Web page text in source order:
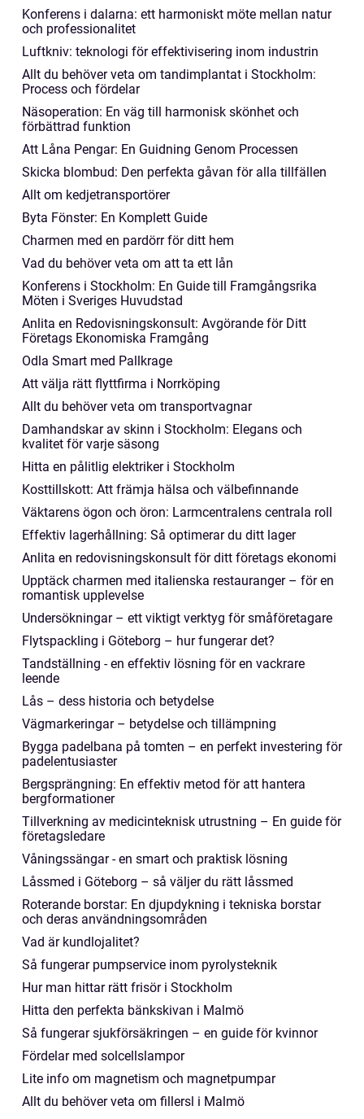
Konferens i dalarna: ett harmoniskt möte mellan natur
och professionalitet
Luftkniv: teknologi för effektivisering inom industrin
Allt du behöver veta om tandimplantat i Stockholm:
Process och fördelar
Näsoperation: En väg till harmonisk skönhet och
förbättrad funktion
Att Låna Pengar: En Guidning Genom Processen
Skicka blombud: Den perfekta gåvan för alla tillfällen
Allt om kedjetransportörer
Byta Fönster: En Komplett Guide
Charmen med en pardörr för ditt hem
Vad du behöver veta om att ta ett lån
Konferens i Stockholm: En Guide till Framgångsrika
Möten i Sveriges Huvudstad
Anlita en Redovisningskonsult: Avgörande för Ditt
Företags Ekonomiska Framgång
Odla Smart med Pallkrage
Att välja rätt flyttfirma i Norrköping
Allt du behöver veta om transportvagnar
Damhandskar av skinn i Stockholm: Elegans och
kvalitet för varje säsong
Hitta en pålitlig elektriker i Stockholm
Kosttillskott: Att främja hälsa och välbefinnande
Väktarens ögon och öron: Larmcentralens centrala roll
Effektiv lagerhållning: Så optimerar du ditt lager
Anlita en redovisningskonsult för ditt företags ekonomi
Upptäck charmen med italienska restauranger – för en
romantisk upplevelse
Undersökningar – ett viktigt verktyg för småföretagare
Flytspackling i Göteborg – hur fungerar det?
Tandställning - en effektiv lösning för en vackrare
leende
Lås – dess historia och betydelse
Vägmarkeringar – betydelse och tillämpning
Bygga padelbana på tomten – en perfekt investering för
padelentusiaster
Bergsprängning: En effektiv metod för att hantera
bergformationer
Tillverkning av medicinteknisk utrustning – En guide för
företagsledare
Våningssängar - en smart och praktisk lösning
Låssmed i Göteborg – så väljer du rätt låssmed
Roterande borstar: En djupdykning i tekniska borstar
och deras användningsområden
Vad är kundlojalitet?
Så fungerar pumpservice inom pyrolysteknik
Hur man hittar rätt frisör i Stockholm
Hitta den perfekta bänkskivan i Malmö
Så fungerar sjukförsäkringen – en guide för kvinnor
Fördelar med solcellslampor
Lite info om magnetism och magnetpumpar
Allt du behöver veta om fillersl i Malmö